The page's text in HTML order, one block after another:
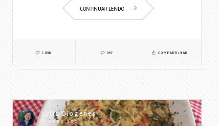
CONTINUAR LENDO
1.05K 397 COMPARTILHAR
Lylia Diogenes
5 anos ago